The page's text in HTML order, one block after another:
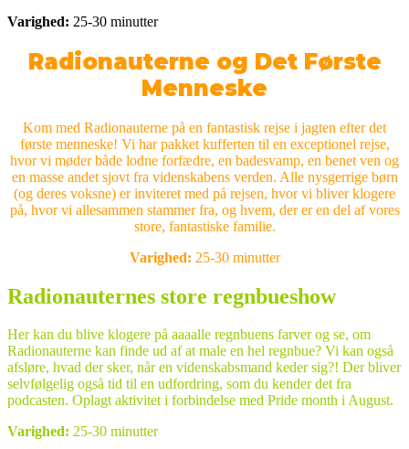
Varighed: 25-30 minutter
Radionauterne og Det Første
Menneske
Kom med Radionauterne på en fantastisk rejse i jagten efter det
første menneske! Vi har pakket kufferten til en exceptionel rejse,
hvor vi møder både lodne forfædre, en badesvamp, en benet ven og
en masse andet sjovt fra videnskabens verden. Alle nysgerrige børn
(og deres voksne) er inviteret med på rejsen, hvor vi bliver klogere
på, hvor vi allesammen stammer fra, og hvem, der er en del af vores
store, fantastiske familie.
Varighed: 25-30 minutter
Radionauternes store regnbueshow
Her kan du blive klogere på aaaalle regnbuens farver og se, om
Radionauterne kan finde ud af at male en hel regnbue? Vi kan også
afsløre, hvad der sker, når en videnskabsmand keder sig?! Der bliver
selvfølgelig også tid til en udfordring, som du kender det fra
podcasten. Oplagt aktivitet i forbindelse med Pride month i August.
Varighed: 25-30 minutter